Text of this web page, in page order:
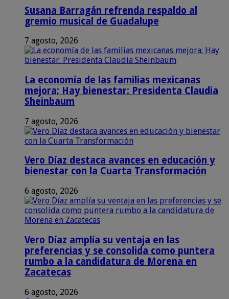
Susana Barragán refrenda respaldo al
gremio musical de Guadalupe
7 agosto, 2026
La economía de las familias mexicanas
mejora; Hay bienestar: Presidenta Claudia
Sheinbaum
7 agosto, 2026
Vero Díaz destaca avances en educación y
bienestar con la Cuarta Transformación
6 agosto, 2026
Vero Díaz amplía su ventaja en las
preferencias y se consolida como puntera
rumbo a la candidatura de Morena en
Zacatecas
6 agosto, 2026